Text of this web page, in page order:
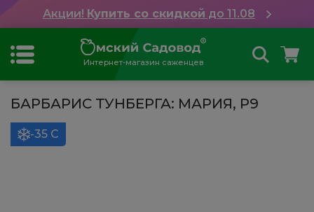
Акции! Купить со скидкой до 11.08
Интернет-магазин саженцев
БАРБАРИС ТУНБЕРГА: МАРИЯ, Р9
-35 С